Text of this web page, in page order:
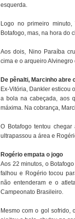
esquerda.
Logo no primeiro
Botafogo, mas, na hora do
Aos dois, Nino Paraíba
cima e o arqueiro
De pênalti, Marcinho abre
Ex-Vitória, Dankler esticou
a bola na cabeçada, aos
máxima. Na cobrança,
O Botafogo tentou
ultrapassou a área e
Rogério empata o jogo
Aos 22 minutos, o
falhou e Rogério tocou
não entenderam e o
Campeonato Brasileiro.
Mesmo com o gol sofrido,